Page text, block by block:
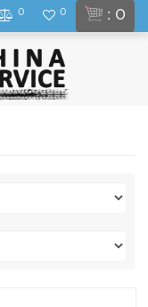
: 0
0 0